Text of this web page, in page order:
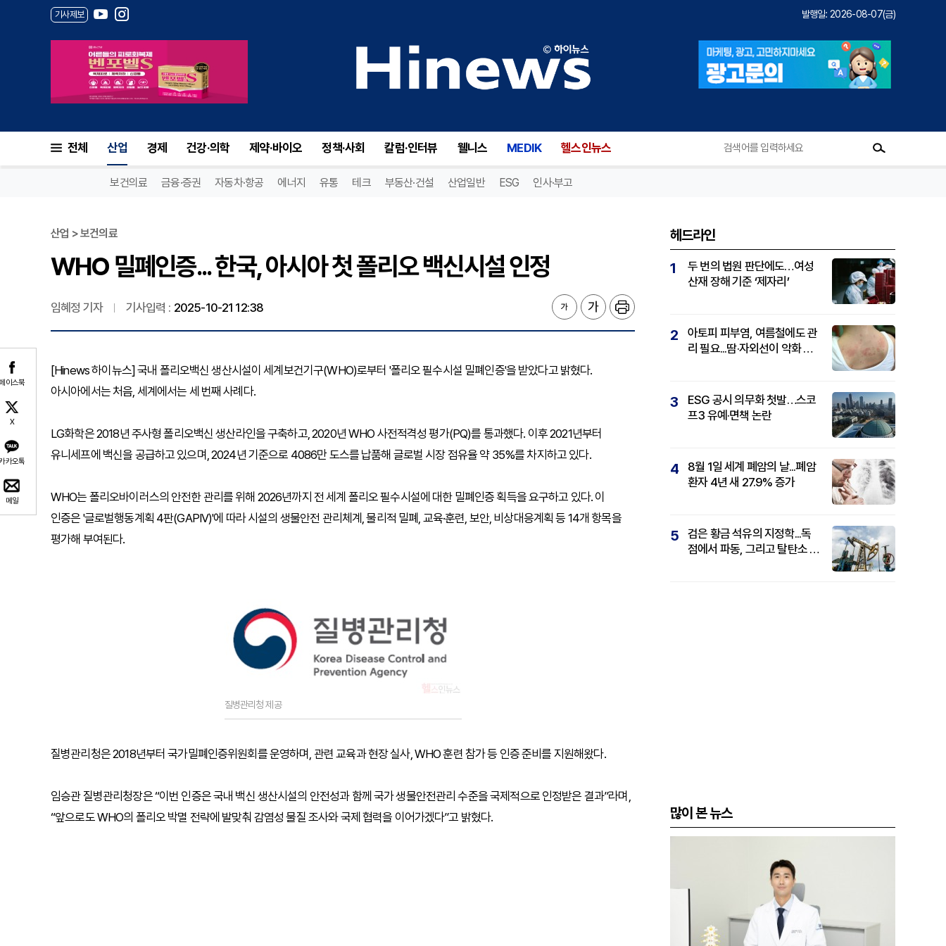
기사제보 발행일: 2026-08-07(금)
전체 산업 경제 건강·의학 제약·바이오 정책·사회 칼럼·인터뷰 웰니스 MEDIK 헬스인뉴스
보건의료 금융·증권 자동차·항공 에너지 유통 테크 부동산·건설 산업일반 ESG 인사·부고
이스북
X
카오톡
메일
산업 > 보건의료
WHO 밀폐인증... 한국, 아시아 첫 폴리오 백신시설 인정
임혜정 기자 기사입력 : 2025-10-21 12:38
[Hinews 하이뉴스] 국내 폴리오백신 생산시설이 세계보건기구(WHO)로부터 '폴리오 필수시설 밀폐인증'을 받았다고 밝혔다.
아시아에서는 처음, 세계에서는 세 번째 사례다.
LG화학은 2018년 주사형 폴리오백신 생산라인을 구축하고, 2020년 WHO 사전적격성 평가(PQ)를 통과했다. 이후 2021년부터
유니세프에 백신을 공급하고 있으며, 2024년 기준으로 4086만 도스를 납품해 글로벌 시장 점유율 약 35%를 차지하고 있다.
WHO는 폴리오바이러스의 안전한 관리를 위해 2026년까지 전 세계 폴리오 필수시설에 대한 밀폐인증 획득을 요구하고 있다. 이
인증은 '글로벌행동계획 4판(GAPIV)'에 따라 시설의 생물안전 관리체계, 물리적 밀폐, 교육·훈련, 보안, 비상대응계획 등 14개 항목을
평가해 부여된다.
질병관리청 제공
질병관리청은 2018년부터 국가밀폐인증위원회를 운영하며, 관련 교육과 현장 실사, WHO 훈련 참가 등 인증 준비를 지원해왔다.
임승관 질병관리청장은 “이번 인증은 국내 백신 생산시설의 안전성과 함께 국가 생물안전관리 수준을 국제적으로 인정받은 결과”라며,
“앞으로도 WHO의 폴리오 박멸 전략에 발맞춰 감염성 물질 조사와 국제 협력을 이어가겠다”고 밝혔다.
헤드라인
1
두 번의 법원 판단에도…여성
산재 장해 기준 ‘제자리’
2
아토피 피부염, 여름철에도 관
리 필요...땀·자외선이 악화 요
3
ESG 공시 의무화 첫발…스코
프3 유예·면책 논란
4
8월 1일 세계 폐암의 날...폐암
환자 4년 새 27.9% 증가
5
검은 황금 석유의 지정학...독
점에서 파동, 그리고 탈탄소 패
많이 본 뉴스